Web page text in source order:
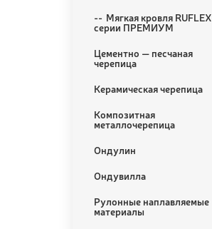
Мягкая кровля RUFLEX
серии ПРЕМИУМ
Цементно — песчаная
черепица
Керамическая черепица
Композитная
металлочерепица
Ондулин
Ондувилла
Рулонные наплавляемые
материалы